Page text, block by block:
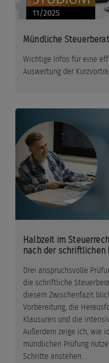
Mündliche
Wichtige Infos für eine
Auswertung der
Halbzeit im
nach der schriftlichen
Drei anspruchsvolle
die schriftliche
diesem Zwischenfazit
Vorbereitung, die
Klausuren und die
Außerdem zeige ich, wie
mündlichen Prüfung
Schritte anstehen.